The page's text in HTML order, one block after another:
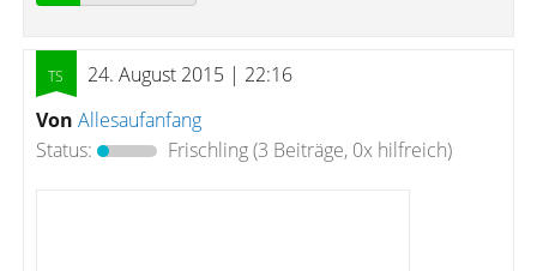
24. August 2015 | 22:16
Von Allesaufanfang
Status:
Frischling(3 Beiträge, 0x hilfreich)